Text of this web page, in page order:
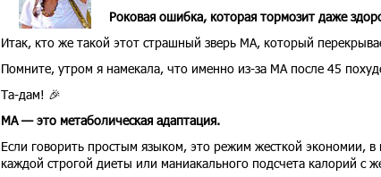
Роковая ошибка, которая тормозит даже
Итак, кто же такой этот страшный зверь МА, который
Помните, утром я намекала, что именно из-за МА после 45
Та-дам! 🎉
МА — это метаболическая адаптация.
Если говорить простым языком, это режим жесткой экономии,
каждой строгой диеты или маниакального подсчета калорий с